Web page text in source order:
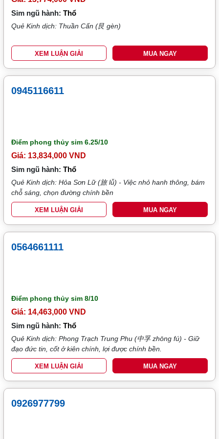
Sim ngũ hành:Thổ
Quẻ Kinh dịch: Thuần Cấn (艮 gèn)
XEM LUẬN GIẢI MUA NGAY
0945116611
Điểm phong thủy sim6.25/10
Giá: 13,834,000 VND
Sim ngũ hành:Thổ
Quẻ Kinh dịch: Hỏa Sơn Lữ (旅 lǚ) - Việc nhỏ hanh thông, bám
chỗ sáng, chọn đường chính bền
XEM LUẬN GIẢI MUA NGAY
0564661111
Điểm phong thủy sim8/10
Giá: 14,463,000 VND
Sim ngũ hành:Thổ
Quẻ Kinh dịch: Phong Trạch Trung Phu (中孚 zhōng fú) - Giữ
đạo đức tin, cốt ở kiên chính, lợi được chính bền.
XEM LUẬN GIẢI MUA NGAY
0926977799